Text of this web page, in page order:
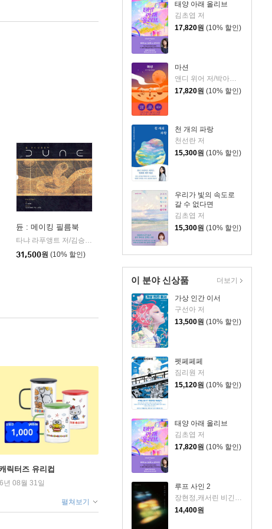
태양 아래 올리브
김초엽 저
17,820원 (10% 할인)
마션
앤디 위어 저/박아람 역
17,820원 (10% 할인)
천 개의 파랑
천선란 저
15,300원 (10% 할인)
우리가 빛의 속도로
갈 수 없다면
김초엽 저
15,300원 (10% 할인)
이 분야 신상품
가상 인간 이서
구선아 저
13,500원 (10% 할인)
펫페페페
짐리원 저
15,120원 (10% 할인)
태양 아래 올리브
김초엽 저
17,820원 (10% 할인)
루프 사인 2
14,400원
더보기
듄 : 메이킹 필름북
타냐 라푸앵트 저/김승욱 역
문학수첩
31,500원 (10% 할인)
릭터즈 유리컵
년 08월 31일
펼쳐보기